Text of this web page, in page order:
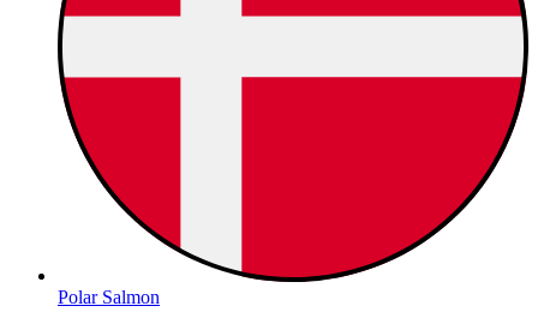
Polar Salmon